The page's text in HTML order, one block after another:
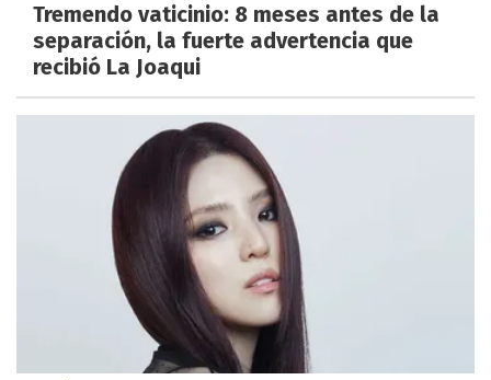
Tremendo vaticinio: 8 meses antes de la
separación, la fuerte advertencia que
recibió La Joaqui